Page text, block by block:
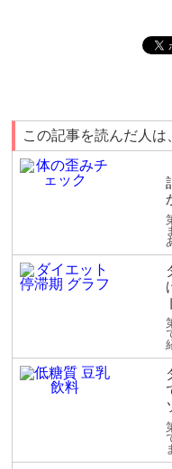
この記事を読んだ人は